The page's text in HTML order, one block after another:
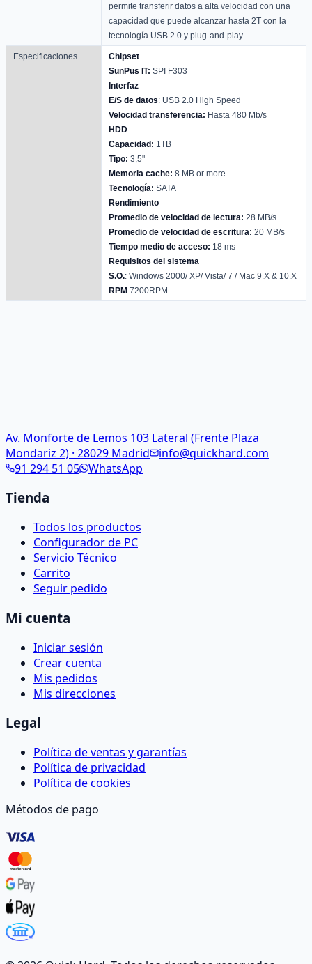
permite transferir datos a alta velocidad con una
capacidad que puede alcanzar hasta 2T con la
tecnología USB 2.0 y plug-and-play.
Especificaciones
Chipset
SunPus IT: SPI F303
Interfaz
E/S de datos: USB 2.0 High Speed
Velocidad transferencia: Hasta 480 Mb/s
HDD
Capacidad: 1TB
Tipo: 3,5"
Memoria cache: 8 MB or more
Tecnología: SATA
Rendimiento
Promedio de velocidad de lectura: 28 MB/s
Promedio de velocidad de escritura: 20 MB/s
Tiempo medio de acceso: 18 ms
Requisitos del sistema
S.O.: Windows 2000/ XP/ Vista/ 7 / Mac 9.X & 10.X
RPM:7200RPM
Av. Monforte de Lemos 103 Lateral (Frente Plaza
Mondariz 2) · 28029 Madrid
info@quickhard.com
91 294 51 05 WhatsApp
Tienda
Todos los productos
Configurador de PC
Servicio Técnico
Carrito
Seguir pedido
Mi cuenta
Iniciar sesión
Crear cuenta
Mis pedidos
Mis direcciones
Legal
Política de ventas y garantías
Política de privacidad
Política de cookies
Métodos de pago